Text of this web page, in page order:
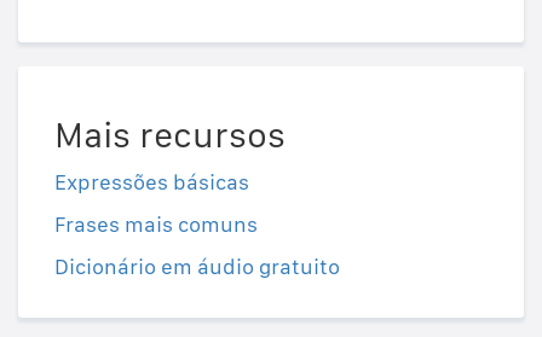
Mais recursos
Expressões básicas
Frases mais comuns
Dicionário em áudio gratuito